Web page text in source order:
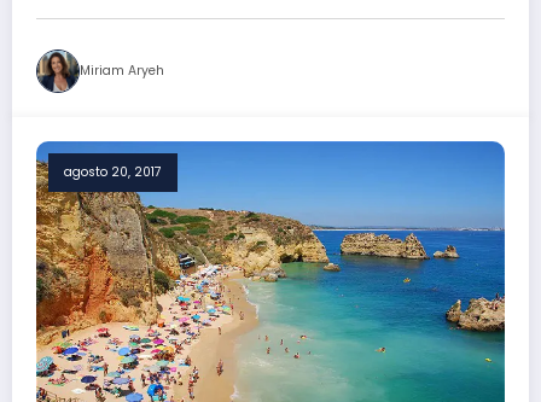
Miriam Aryeh
agosto 20, 2017